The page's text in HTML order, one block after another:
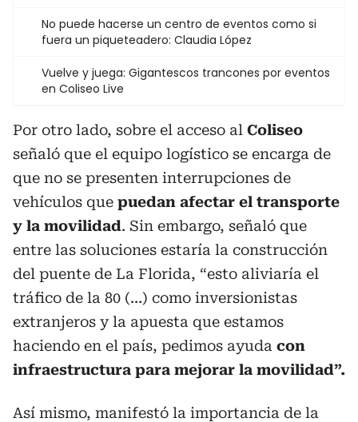
No puede hacerse un centro de eventos como si
fuera un piqueteadero: Claudia López
Vuelve y juega: Gigantescos trancones por eventos
en Coliseo Live
Por otro lado, sobre el acceso al Coliseo
señaló que el equipo logístico se encarga de
que no se presenten interrupciones de
vehículos que puedan afectar el transporte
y la movilidad. Sin embargo, señaló que
entre las soluciones estaría la construcción
del puente de La Florida, “esto aliviaría el
tráfico de la 80 (…) como inversionistas
extranjeros y la apuesta que estamos
haciendo en el país, pedimos ayuda con
infraestructura para mejorar la movilidad”.
Así mismo, manifestó la importancia de la